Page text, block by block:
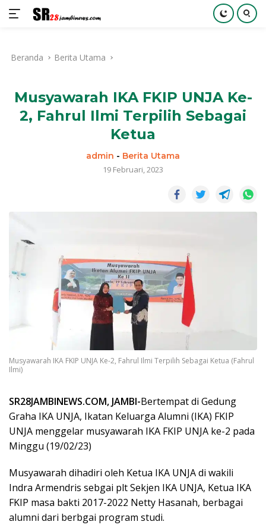
kontenBeranda Berita Utama
Musyawarah IKA FKIP UNJA Ke-
2, Fahrul Ilmi Terpilih Sebagai
Ketua
admin - Berita Utama
19 Februari, 2023
Musyawarah IKA FKIP UNJA Ke-2, Fahrul Ilmi Terpilih Sebagai Ketua (Fahrul
Ilmi)
SR28JAMBINEWS.COM, JAMBI-Bertempat di Gedung
Graha IKA UNJA, Ikatan Keluarga Alumni (IKA) FKIP
UNJA menggelar musyawarah IKA FKIP UNJA ke-2 pada
Minggu (19/02/23)
Musyawarah dihadiri oleh Ketua IKA UNJA di wakili
Indra Armendris sebgai plt Sekjen IKA UNJA, Ketua IKA
FKIP masa bakti 2017-2022 Netty Hasanah, berbagai
alumni dari berbgai program studi.